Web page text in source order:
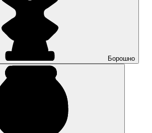
Борошно